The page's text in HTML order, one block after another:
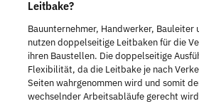
Leitbake?
Bauunternehmer, Handwerker, Bauleiter
nutzen doppelseitige Leitbaken für die
ihren Baustellen. Die doppelseitige
Flexibilität, da die Leitbake je nach
Seiten wahrgenommen wird und somit
wechselnder Arbeitsabläufe gerecht